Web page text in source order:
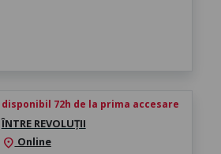
disponibil 72h de la prima accesare
ÎNTRE REVOLUȚII
location_on Online